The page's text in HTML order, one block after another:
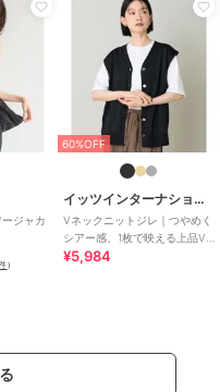
法
ソー素材/レ
大きいサ
/吸水速乾加
パーティー・
セレモニー・入
ソー素材
ージャカ
）
60%OFF
イッツインターナショナル
Vネックニットジレ｜つやめく
シアー感、1枚で映える上品V
ネックジレ
¥5,984